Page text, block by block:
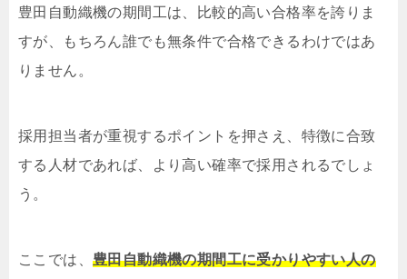
豊田自動織機の期間工は、比較的高い合格率を誇りま
すが、もちろん誰でも無条件で合格できるわけではあ
りません。
採用担当者が重視するポイントを押さえ、特徴に合致
する人材であれば、より高い確率で採用されるでしょ
う。
ここでは、 豊田自動織機の期間工に受かりやすい人の